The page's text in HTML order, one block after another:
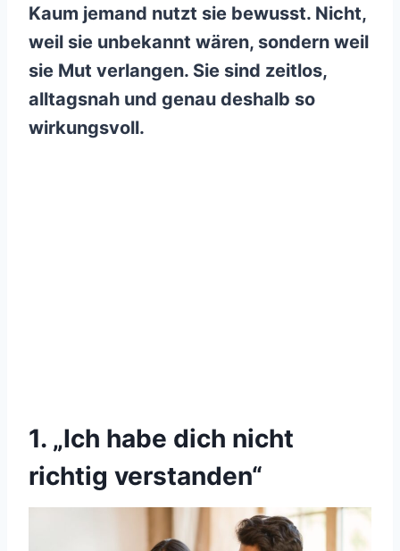
Kaum jemand nutzt sie bewusst. Nicht,
weil sie unbekannt wären, sondern weil
sie Mut verlangen. Sie sind zeitlos,
alltagsnah und genau deshalb so
wirkungsvoll.
1. „Ich habe dich nicht
richtig verstanden“